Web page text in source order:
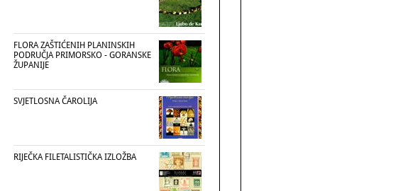
FLORA ZAŠTIĆENIH PLANINSKIH
PODRUČJA PRIMORSKO - GORANSKE
ŽUPANIJE
SVJETLOSNA ČAROLIJA
RIJEČKA FILETALISTIČKA IZLOŽBA